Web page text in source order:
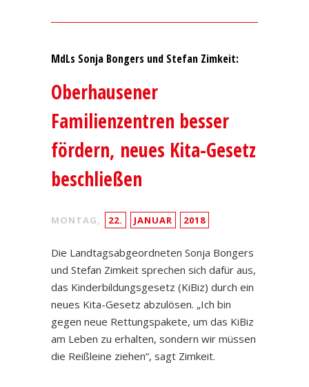
MdLs Sonja Bongers und Stefan Zimkeit:
Oberhausener
Familienzentren besser
fördern, neues Kita-Gesetz
beschließen
MONTAG, 22. JANUAR 2018
Die Landtagsabgeordneten Sonja Bongers
und Stefan Zimkeit sprechen sich dafür aus,
das Kinderbildungsgesetz (KiBiz) durch ein
neues Kita-Gesetz abzulösen. „Ich bin
gegen neue Rettungspakete, um das KiBiz
am Leben zu erhalten, sondern wir müssen
die Reißleine ziehen“, sagt Zimkeit.